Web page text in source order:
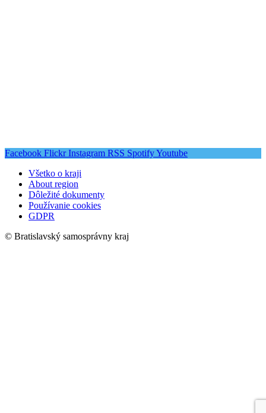
Facebook Flickr Instagram RSS SpotifyYoutube
Všetko o kraji
About region
Dôležité dokumenty
Používanie cookies
GDPR
© Bratislavský samosprávny kraj